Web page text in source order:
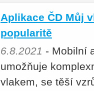
Aplikace ČD Můj
popularitě
6.8.2021 - Mobilní
umožňuje
vlakem, se těší